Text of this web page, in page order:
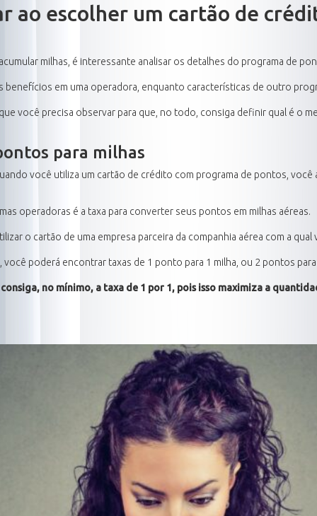
ao escolher um cartão de
milhas, é interessante analisar os detalhes do programa de
benefícios em uma operadora, enquanto características de outro
você precisa observar para que, no todo, consiga definir qual é o
para milhas
você utiliza um cartão de crédito com programa de pontos, você
operadoras é a taxa para converter seus pontos em milhas aéreas.
o cartão de uma empresa parceira da companhia aérea com a
poderá encontrar taxas de 1 ponto para 1 milha, ou 2 pontos
no mínimo, a taxa de 1 por 1, pois isso maximiza a